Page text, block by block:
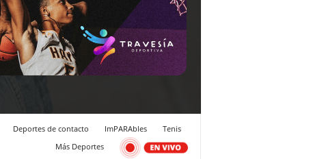
Deportes de contacto ImPARAbles
Tenis
Más Deportes